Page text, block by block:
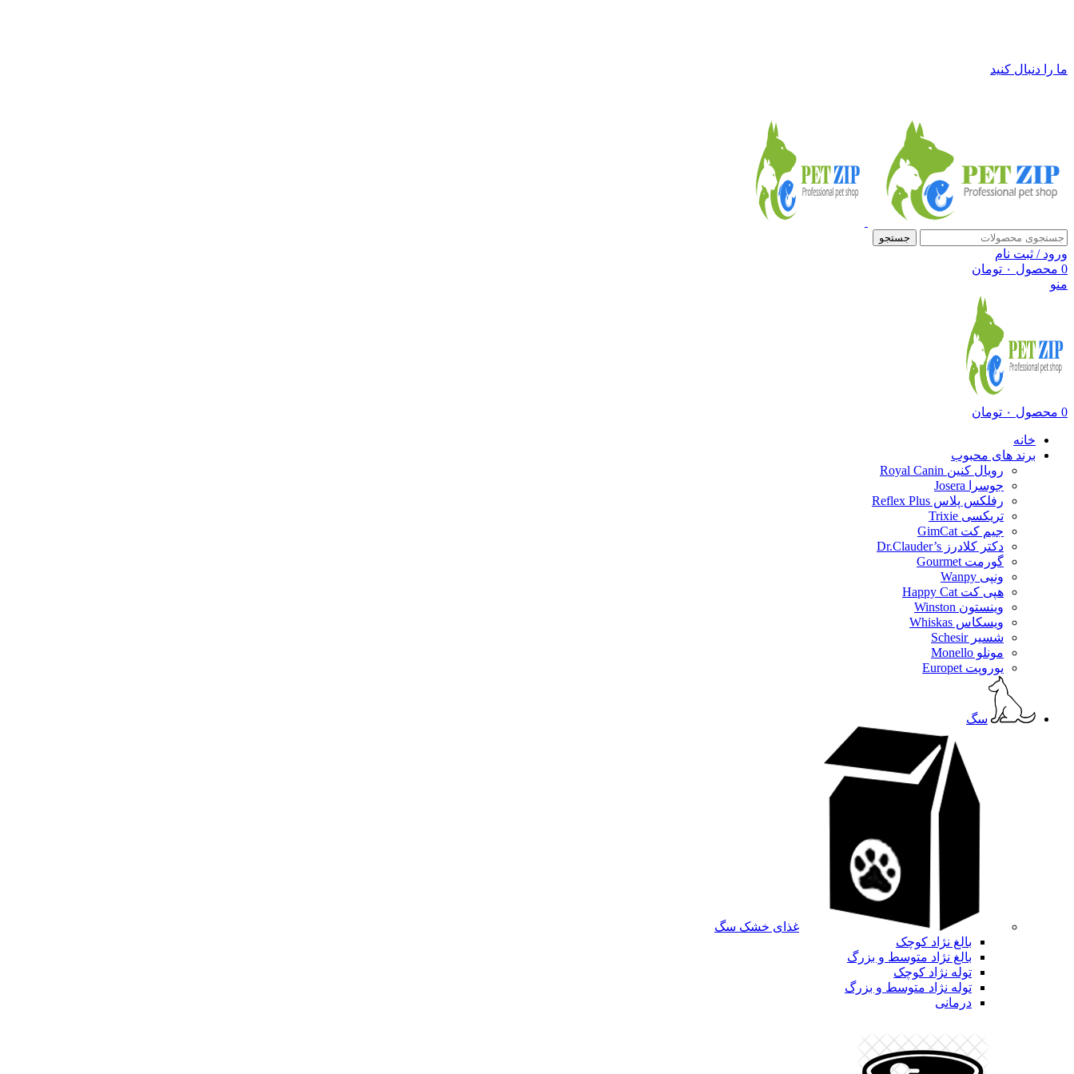
ما را دنبال کنید
جستجو
ورود / ثبت نام
0 محصول ۰ تومان
منو
0 محصول ۰ تومان
خانه
برند های محبوب
رویال کنین Royal Canin
جوسرا Josera
رفلکس پلاس Reflex Plus
تریکسی Trixie
جیم کت GimCat
دکتر کلادرز Dr.Clauder’s
گورمت Gourmet
ونپی Wanpy
هپی کت Happy Cat
وینستون Winston
ویسکاس Whiskas
شسیر Schesir
مونلو Monello
یوروپت Europet
سگ
غذای خشک سگ
بالغ نژاد کوچک
بالغ نژاد متوسط و بزرگ
توله نژاد کوچک
توله نژاد متوسط و بزرگ
درمانی